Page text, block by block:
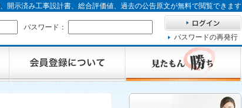
示済み工事設計書、総合評価値、過去の公告原文が無料で閲覧できます
パスワード：
パスワードの再発行